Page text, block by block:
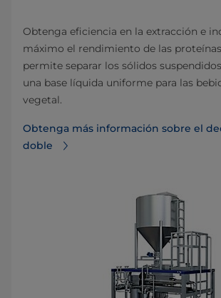
Obtenga eficiencia en la extracción e
máximo el rendimiento de las
permite separar los sólidos
una base líquida uniforme para las
vegetal.
Obtenga más información sobre el
doble